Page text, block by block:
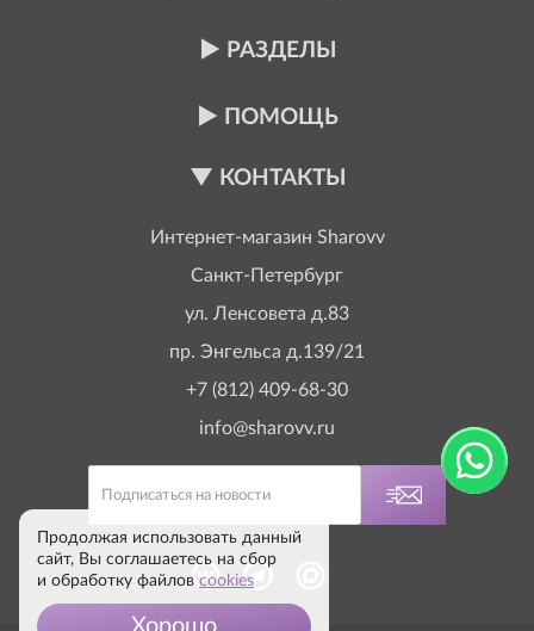
РАЗДЕЛЫ
ПОМОЩЬ
КОНТАКТЫ
Интернет-магазин Sharovv
Санкт-Петербург
ул. Ленсовета д.83
пр. Энгельса д.139/21
+7 (812) 409-68-30
info@sharovv.ru
Продолжая использовать данный
сайт, Вы соглашаетесь на сбор
и обработку файлов cookies
Хорошо